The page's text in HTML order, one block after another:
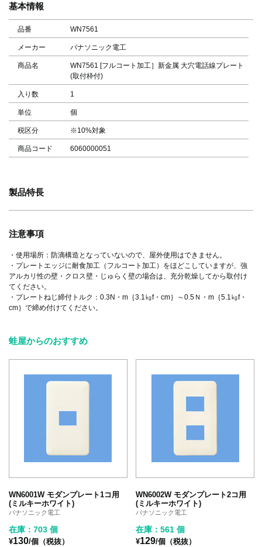
基本情報
品番 WN7561
メーカー パナソニック電工
商品名
WN7561 [フルコート加工］新金属 大穴電話線プレート
(取付枠付)
入り数 1
単位 個
税区分 ※10%対象
商品コード 6060000051
製品特長
注意事項
・使用場所：防滴構造となっていないので、屋外使用はできません。
・プレートエッジに耐食加工（フルコート加工）をほどこしていますが、強
アルカリ性の壁・クロス壁・じゅらく壁の場合は、充分乾燥してから取付け
てください。
・プレートねじ締付トルク：0.3N・m｛3.1㎏f・cm｝～0.5Ｎ・m｛5.1㎏f・
cm｝で締め付けてください。
蛙屋からのおすすめ
WN6001W モダンプレート1コ用
(ミルキーホワイト)
パナソニック電工
在庫：703 個
¥130/個（税抜）
WN6002W モダンプレート2コ用
(ミルキーホワイト)
パナソニック電工
在庫：561 個
¥129/個（税抜）